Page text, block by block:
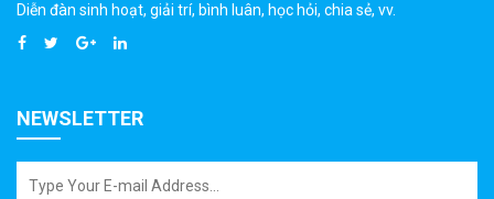
Diễn đàn sinh hoạt, giải trí, bình luân, học hỏi, chia sẻ, vv.
NEWSLETTER